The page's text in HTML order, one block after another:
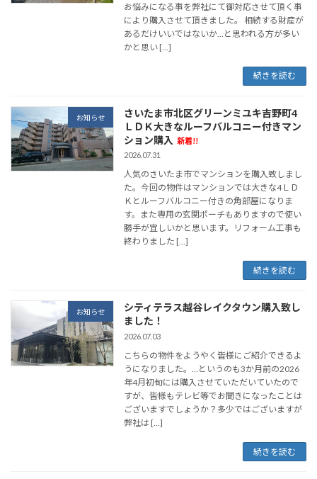
お悩みになる事を弊社にて御対応させて頂く事
により購入させて頂きました。 相続する財産が
あるだけいいではないか…と思われる方が多い
かと思い […]
続きを読む
お知らせ
さいたま市北区グリーンミユキ吉野町4
ＬＤＫ大きなルーフバルコニー付きマン
ション購入 新着!!
2026.07.31
人気のさいたま市でマンションを購入致しまし
た。今回の物件はマンションでは大きな4ＬＤ
Ｋとルーフバルコニー付きの角部屋になりま
す。また専用の玄関ポーチもありますので使い
勝手が宜しいかと思います。リフォーム工事も
終わりました […]
続きを読む
お知らせ
シティテラス越谷レイクタウン購入致し
ました！
2026.07.03
こちらの物件をようやく皆様にご紹介できるよ
うになりました。…というのも3か月前の2026
年4月初旬には購入させていただいていたので
すが、皆様もテレビ等でお聞きになったことは
ございますでしょうか？多少ではございますが
弊社は […]
続きを読む